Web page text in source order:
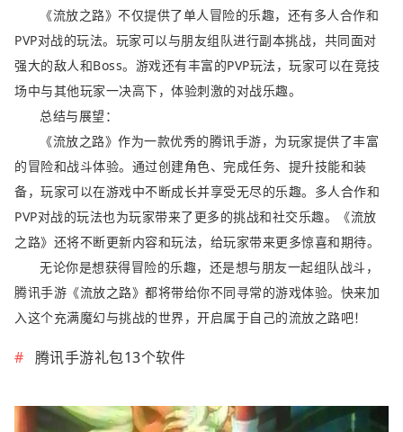
《流放之路》不仅提供了单人冒险的乐趣，还有多人合作和
PVP对战的玩法。玩家可以与朋友组队进行副本挑战，共同面对
强大的敌人和Boss。游戏还有丰富的PVP玩法，玩家可以在竞技
场中与其他玩家一决高下，体验刺激的对战乐趣。
总结与展望：
《流放之路》作为一款优秀的腾讯手游，为玩家提供了丰富
的冒险和战斗体验。通过创建角色、完成任务、提升技能和装
备，玩家可以在游戏中不断成长并享受无尽的乐趣。多人合作和
PVP对战的玩法也为玩家带来了更多的挑战和社交乐趣。《流放
之路》还将不断更新内容和玩法，给玩家带来更多惊喜和期待。
无论你是想获得冒险的乐趣，还是想与朋友一起组队战斗，
腾讯手游《流放之路》都将带给你不同寻常的游戏体验。快来加
入这个充满魔幻与挑战的世界，开启属于自己的流放之路吧！
腾讯手游礼包13个软件